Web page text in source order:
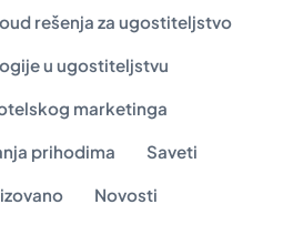
rešenja za ugostiteljstvo
u ugostiteljstvu
marketinga
prihodima Saveti
Novosti